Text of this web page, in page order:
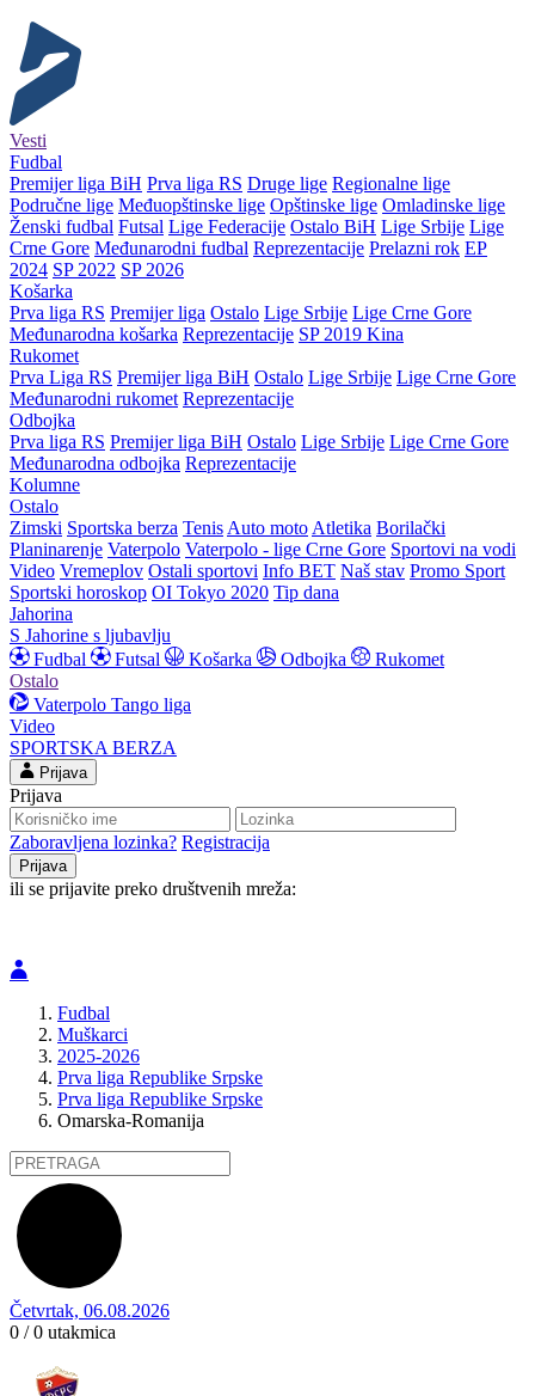
Vesti
Fudbal
Premijer liga BiH Prva liga RS Druge lige Regionalne lige
Područne lige Međuopštinske lige Opštinske lige Omladinske lige
Ženski fudbal Futsal Lige Federacije Ostalo BiH Lige Srbije Lige
Crne Gore Međunarodni fudbal Reprezentacije Prelazni rok EP
2024 SP 2022 SP 2026
Košarka
Prva liga RS Premijer liga Ostalo Lige Srbije Lige Crne Gore
Međunarodna košarka Reprezentacije SP 2019 Kina
Rukomet
Prva Liga RS Premijer liga BiH Ostalo Lige Srbije Lige Crne Gore
Međunarodni rukomet Reprezentacije
Odbojka
Prva liga RS Premijer liga BiH Ostalo Lige Srbije Lige Crne Gore
Međunarodna odbojka Reprezentacije
Kolumne
Ostalo
Zimski Sportska berza Tenis Auto moto Atletika Borilački
Planinarenje Vaterpolo Vaterpolo - lige Crne Gore Sportovi na vodi
Video Vremeplov Ostali sportovi Info BET Naš stav Promo Sport
Sportski horoskop OI Tokyo 2020 Tip dana
Jahorina
S Jahorine s ljubavlju
Fudbal
Futsal Košarka Odbojka
Rukomet
Ostalo
Vaterpolo Tango liga
Video
SPORTSKA BERZA
Prijava
Prijava
Zaboravljena lozinka? Registracija
ili se prijavite preko društvenih mreža:
Fudbal
Muškarci
2025-2026
Prva liga Republike Srpske
Prva liga Republike Srpske
Omarska-Romanija
Četvrtak, 06.08.2026
0 / 0 utakmica